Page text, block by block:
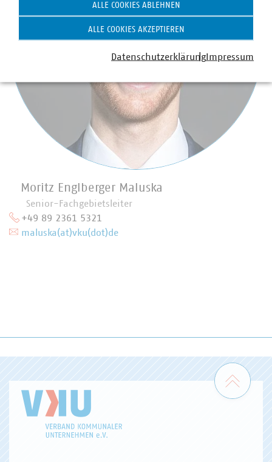
Moritz Englberger Maluska
Senior-Fachgebietsleiter
+49 89 2361 5321
maluska(at)vku(dot)de
Zum
ALLE COOKIES ABLEHNEN
ALLE COOKIES AKZEPTIEREN
DatenschutzerklärungImpressum